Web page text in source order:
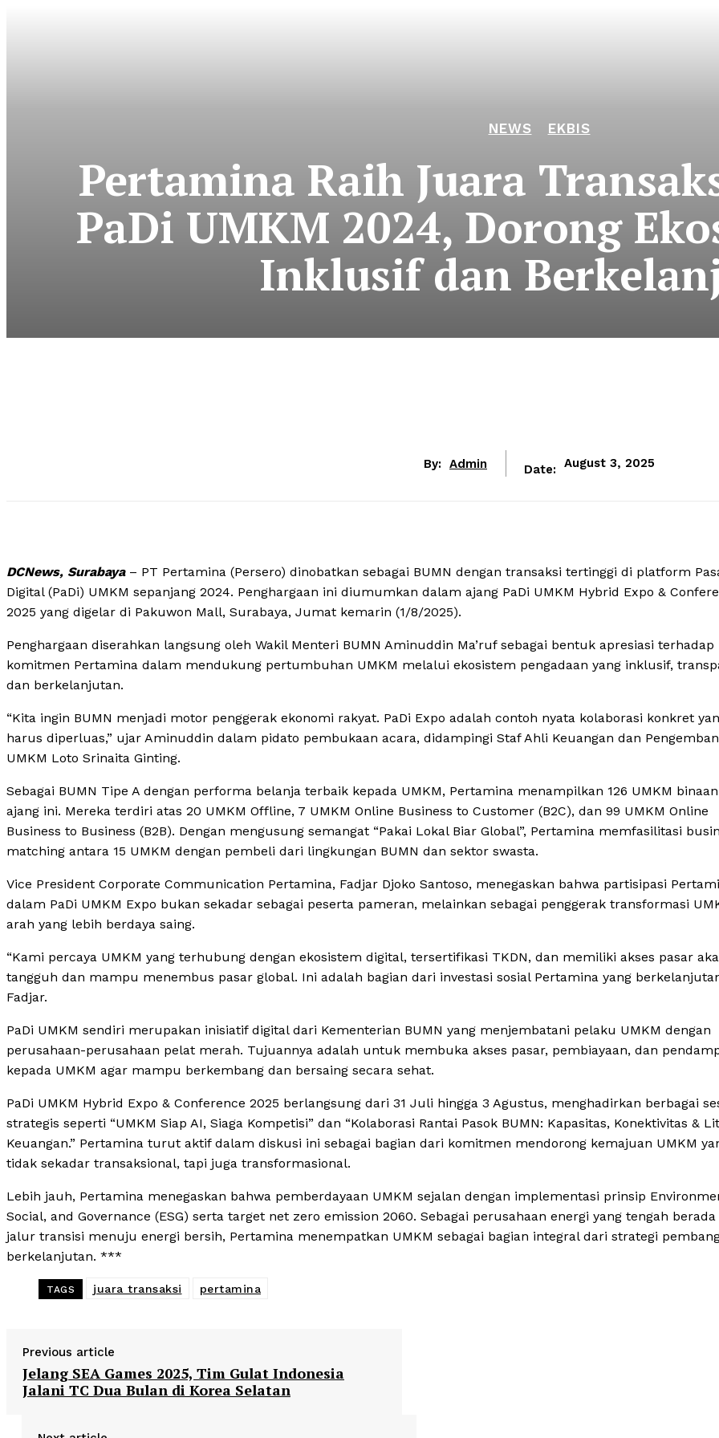
NEWS EKBIS
Pertamina Raih Juara
PaDi UMKM 2024, Dorong
Inklusif dan
By: Admin Date: August 3, 2025
DCNews, Surabaya– PT Pertamina (Persero) dinobatkan sebagai BUMN dengan transaksi tertinggi di platform
Digital (PaDi) UMKM sepanjang 2024. Penghargaan ini diumumkan dalam ajang PaDi UMKM Hybrid Expo &
2025 yang digelar di Pakuwon Mall, Surabaya, Jumat kemarin (1/8/2025).
Penghargaan diserahkan langsung oleh Wakil Menteri BUMN Aminuddin Ma’ruf sebagai bentuk apresiasi terhadap
komitmen Pertamina dalam mendukung pertumbuhan UMKM melalui ekosistem pengadaan yang inklusif,
dan berkelanjutan.
“Kita ingin BUMN menjadi motor penggerak ekonomi rakyat. PaDi Expo adalah contoh nyata kolaborasi konkret
harus diperluas,” ujar Aminuddin dalam pidato pembukaan acara, didampingi Staf Ahli Keuangan dan
UMKM Loto Srinaita Ginting.
Sebagai BUMN Tipe A dengan performa belanja terbaik kepada UMKM, Pertamina menampilkan 126 UMKM
ajang ini. Mereka terdiri atas 20 UMKM Offline, 7 UMKM Online Business to Customer (B2C), dan 99 UMKM Online
Business to Business (B2B). Dengan mengusung semangat “Pakai Lokal Biar Global”, Pertamina memfasilitasi
matching antara 15 UMKM dengan pembeli dari lingkungan BUMN dan sektor swasta.
Vice President Corporate Communication Pertamina, Fadjar Djoko Santoso, menegaskan bahwa partisipasi
dalam PaDi UMKM Expo bukan sekadar sebagai peserta pameran, melainkan sebagai penggerak transformasi
arah yang lebih berdaya saing.
“Kami percaya UMKM yang terhubung dengan ekosistem digital, tersertifikasi TKDN, dan memiliki akses pasar
tangguh dan mampu menembus pasar global. Ini adalah bagian dari investasi sosial Pertamina yang
Fadjar.
PaDi UMKM sendiri merupakan inisiatif digital dari Kementerian BUMN yang menjembatani pelaku UMKM dengan
perusahaan-perusahaan pelat merah. Tujuannya adalah untuk membuka akses pasar, pembiayaan, dan
kepada UMKM agar mampu berkembang dan bersaing secara sehat.
PaDi UMKM Hybrid Expo & Conference 2025 berlangsung dari 31 Juli hingga 3 Agustus, menghadirkan berbagai
strategis seperti “UMKM Siap AI, Siaga Kompetisi” dan “Kolaborasi Rantai Pasok BUMN: Kapasitas, Konektivitas &
Keuangan.” Pertamina turut aktif dalam diskusi ini sebagai bagian dari komitmen mendorong kemajuan UMKM
tidak sekadar transaksional, tapi juga transformasional.
Lebih jauh, Pertamina menegaskan bahwa pemberdayaan UMKM sejalan dengan implementasi prinsip
Social, and Governance (ESG) serta target net zero emission 2060. Sebagai perusahaan energi yang tengah
jalur transisi menuju energi bersih, Pertamina menempatkan UMKM sebagai bagian integral dari strategi
berkelanjutan. ***
TAGS juara transaksi pertamina
Previous article
Jelang SEA Games 2025, Tim Gulat Indonesia
Jalani TC Dua Bulan di Korea Selatan